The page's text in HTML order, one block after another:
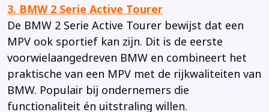
3. BMW 2 Serie Active Tourer
De BMW 2 Serie Active Tourer bewijst dat een
MPV ook sportief kan zijn. Dit is de eerste
voorwielaangedreven BMW en combineert het
praktische van een MPV met de rijkwaliteiten van
BMW. Populair bij ondernemers die
functionaliteit én uitstraling willen.